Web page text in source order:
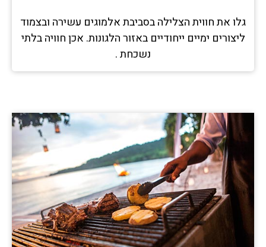
גלו את חווית הצלילה בסביבת אלמוגים עשירה ובצמוד
ליצורים ימיים ייחודיים באזור הלגונות. אכן חוויה בלתי
נשכחת .